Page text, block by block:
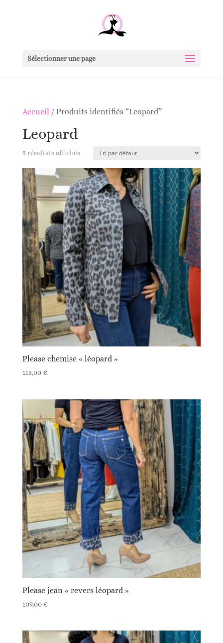
Sélectionner une page
Accueil / Produits identifiés “Leopard”
Leopard
5 résultats affichés
Please chemise « léopard »
115,00 €
Please jean « revers léopard »
109,00 €